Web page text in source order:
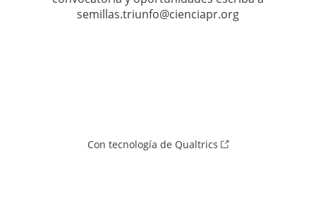
semillas.triunfo@cienciapr.org
Con tecnología de Qualtrics